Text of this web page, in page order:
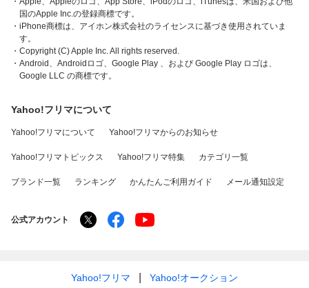
国のApple Inc.の登録商標です。
・iPhone商標は、アイホン株式会社のライセンスに基づき使用されていま
す。
・Copyright (C) Apple Inc. All rights reserved.
・Android、Androidロゴ、Google Play 、および Google Play ロゴは、
Google LLC の商標です。
Yahoo!フリマについて
Yahoo!フリマについて Yahoo!フリマからのお知らせ
Yahoo!フリマトピックス Yahoo!フリマ特集 カテゴリ一覧
ブランド一覧 ランキング かんたんご利用ガイド メール通知設定
公式アカウント
Yahoo!フリマ Yahoo!オークション